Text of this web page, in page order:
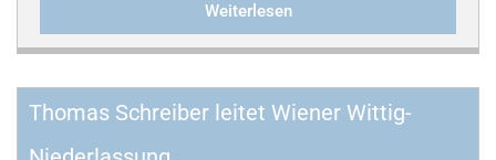
Weiterlesen
Thomas Schreiber leitet Wiener Wittig-